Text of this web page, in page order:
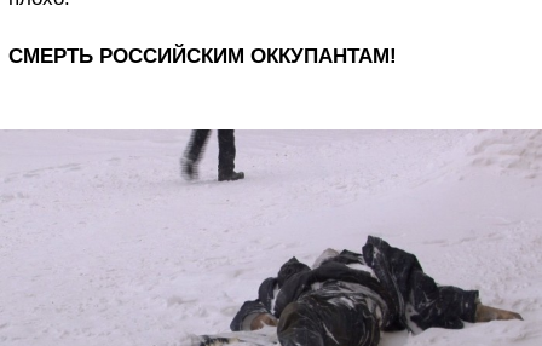
СМЕРТЬ РОССИЙСКИМ ОККУПАНТАМ!